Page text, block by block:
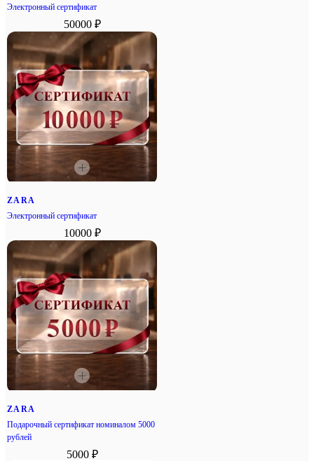
Электронный сертификат
50000 ₽
ZARA
Электронный сертификат
10000 ₽
ZARA
Подарочный сертификат номиналом 5000
рублей
5000 ₽